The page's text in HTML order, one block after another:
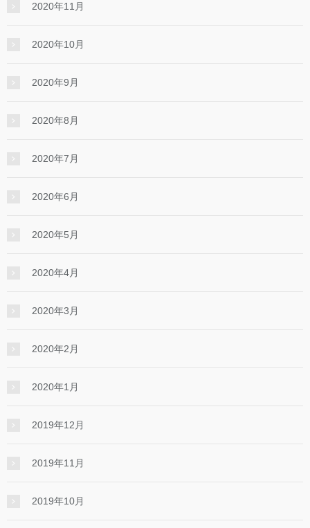
2020年11月
2020年10月
2020年9月
2020年8月
2020年7月
2020年6月
2020年5月
2020年4月
2020年3月
2020年2月
2020年1月
2019年12月
2019年11月
2019年10月